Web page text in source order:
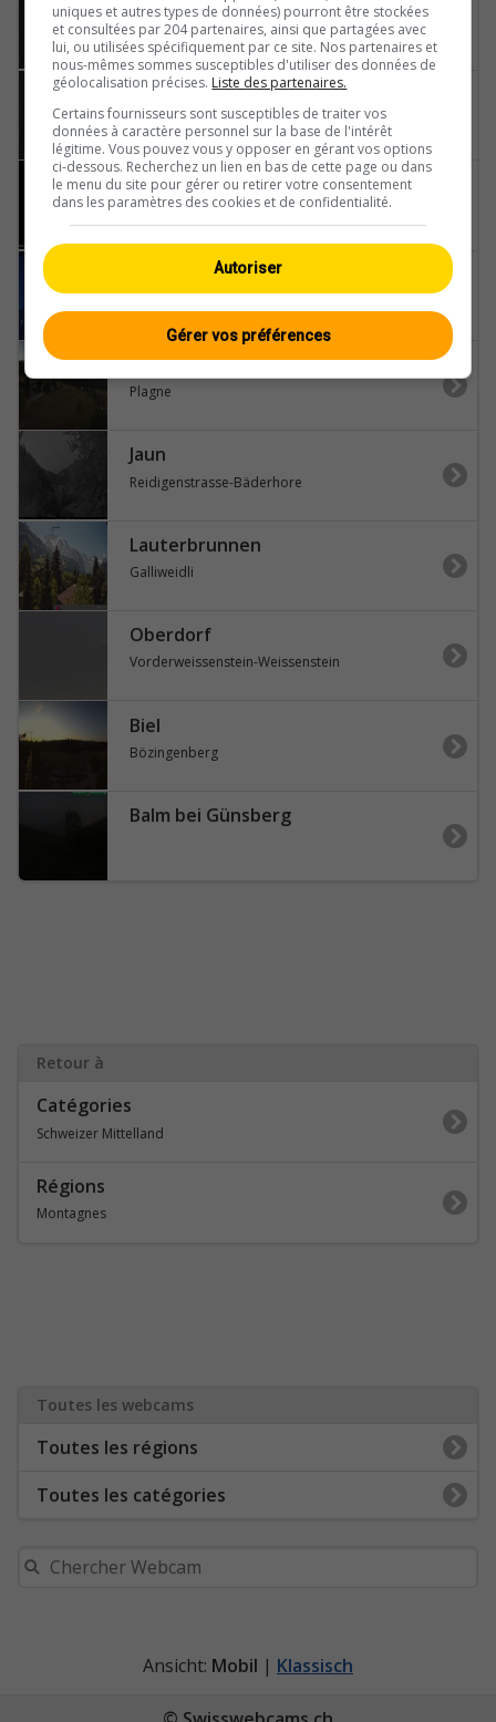
Langlaufzentrum-Gantrisch
Mirchel
Obermoos-Oberhünigen
Konolfingen
Terrassenweg
Sauge
Plagne
Jaun
Reidigenstrasse-Bäderhore
Lauterbrunnen
Galliweidli
Oberdorf
Vorderweissenstein-Weissenstein
Biel
Bözingenberg
Balm bei Günsberg
Retour à
Catégories
Schweizer Mittelland
Régions
Montagnes
Toutes les webcams
Toutes les régions
Toutes les catégories
Ansicht: Mobil | Klassisch
uniques et autres types de données) pourront être stockées
et consultées par 204 partenaires, ainsi que partagées avec
lui, ou utilisées spécifiquement par ce site. Nos partenaires et
nous-mêmes sommes susceptibles d'utiliser des données de
géolocalisation précises. Liste des partenaires.
Certains fournisseurs sont susceptibles de traiter vos
données à caractère personnel sur la base de l'intérêt
légitime. Vous pouvez vous y opposer en gérant vos options
ci-dessous. Recherchez un lien en bas de cette page ou dans
le menu du site pour gérer ou retirer votre consentement
dans les paramètres des cookies et de confidentialité.
Autoriser
Gérer vos préférences